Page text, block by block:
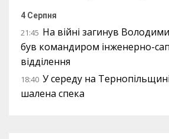
4 Серпня
21:45 На війні загинув
був командиром інженерно-
відділення
18:40 У середу на Тернопільщині
шалена спека